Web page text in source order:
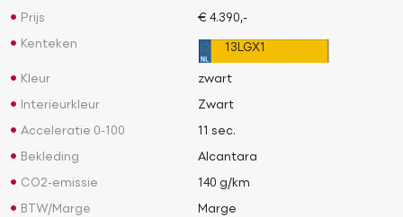
Prijs € 4.390,-
Kenteken 13LGX1
Kleur zwart
Interieurkleur Zwart
Acceleratie 0-100 11 sec.
Bekleding Alcantara
CO2-emissie 140 g/km
BTW/Marge Marge